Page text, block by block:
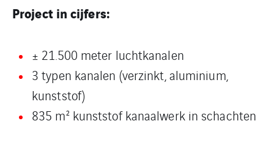
Project in cijfers:
± 21.500 meter luchtkanalen
3 typen kanalen (verzinkt, aluminium,
kunststof)
835 m² kunststof kanaalwerk in schachten